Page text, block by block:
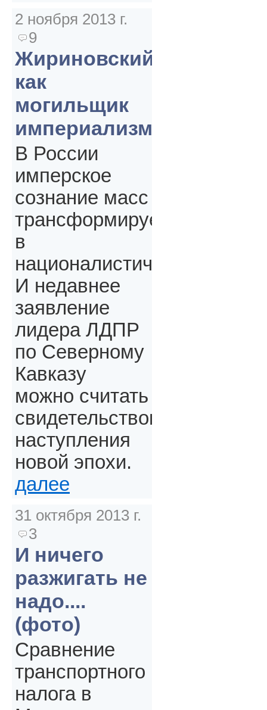
2 ноября 2013 г.
9
Жириновский
как
могильщик
империализма
В России
имперское
сознание масс
трансформируется
в
националистическое.
И недавнее
заявление
лидера ЛДПР
по Северному
Кавказу
можно считать
свидетельством
наступления
новой эпохи.
далее
31 октября 2013 г.
3
И ничего
разжигать не
надо....
(фото)
Сравнение
транспортного
налога в